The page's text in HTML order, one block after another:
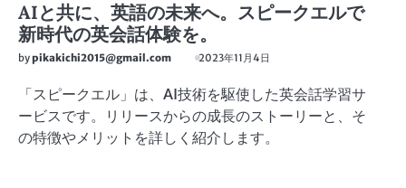
AIと共に、英語の未来へ。スピークエルで
新時代の英会話体験を。
bypikakichi2015@gmail.com 2023年11月4日
「スピークエル」は、AI技術を駆使した英会話学習サ
ービスです。リリースからの成長のストーリーと、そ
の特徴やメリットを詳しく紹介します。